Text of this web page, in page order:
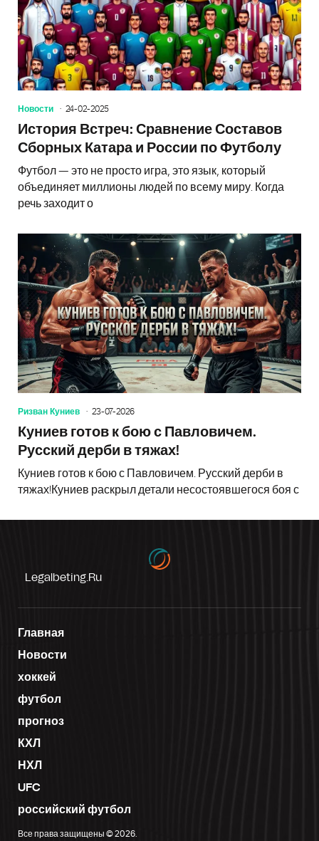
Новости 24-02-2025
История Встреч: Сравнение Составов
Сборных Катара и России по Футболу
Футбол — это не просто игра, это язык, который
объединяет миллионы людей по всему миру. Когда
речь заходит о
Ризван Куниев 23-07-2026
Куниев готов к бою с Павловичем.
Русский дерби в тяжах!
Куниев готов к бою с Павловичем. Русский дерби в
тяжах!Куниев раскрыл детали несостоявшегося боя с
Legalbeting.ru
Главная
Новости
хоккей
футбол
прогноз
КХЛ
НХЛ
UFC
российский футбол
Все права защищены © 2026.